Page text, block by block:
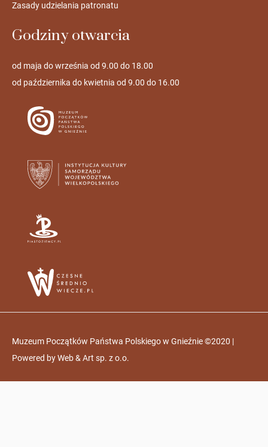
Zasady udzielania patronatu
Godziny otwarcia
od maja do września od 9.00 do 18.00
od października do kwietnia od 9.00 do 16.00
Muzeum Początków Państwa Polskiego w Gnieźnie ©2020 |
Powered byWeb & Art sp. z o.o.